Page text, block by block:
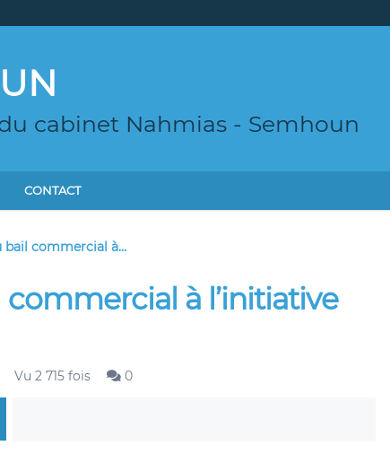
cabinet Nahmias - Semhoun
CONTACT
bail commercial à...
à l’initiative
Vu 2 715 fois 0